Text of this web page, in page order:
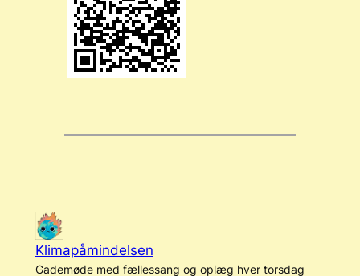
Klimapåmindelsen
Gademøde med fællessang og oplæg hver torsdag